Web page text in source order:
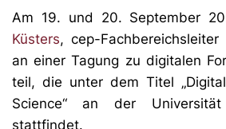
Am 19. und 20. September
Küsters, cep-
an einer Tagung zu digitalen
teil, die unter dem Titel
Science“ an der Universität
stattfindet.